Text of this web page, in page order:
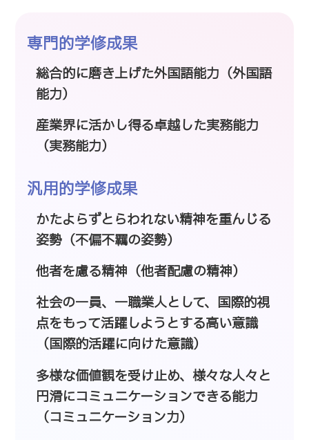
専門的学修成果
総合的に磨き上げた外国語能力（外国語
能力）
産業界に活かし得る卓越した実務能力
（実務能力）
汎用的学修成果
かたよらずとらわれない精神を重んじる
姿勢（不偏不羈の姿勢）
他者を慮る精神（他者配慮の精神）
社会の一員、一職業人として、国際的視
点をもって活躍しようとする高い意識
（国際的活躍に向けた意識）
多様な価値観を受け止め、様々な人々と
円滑にコミュニケーションできる能力
（コミュニケーション力）